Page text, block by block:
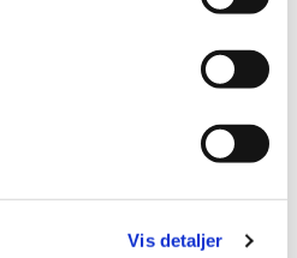
Vis detaljer